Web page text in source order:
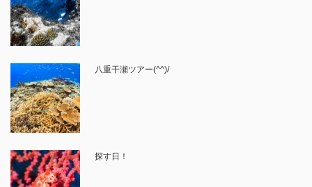
八重干瀬ツアー(^^)/
探す日！